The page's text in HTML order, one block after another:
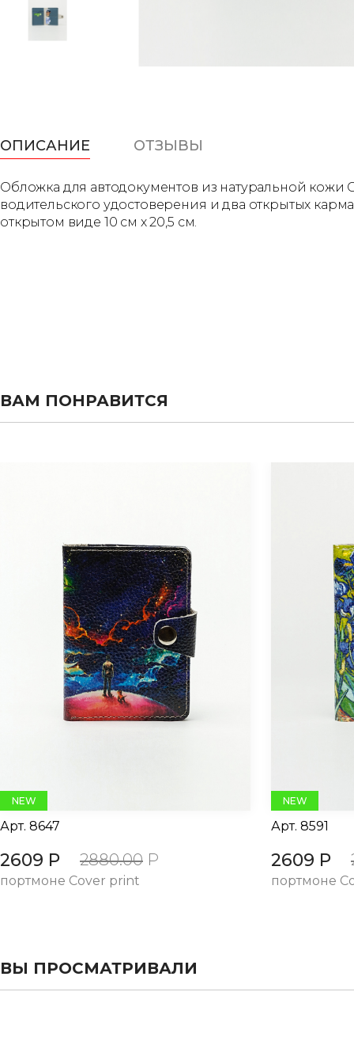
ОПИСАНИЕ ОТЗЫВЫ
Обложка для автодокументов из натуральной кожи
водительского удостоверения и два открытых
открытом виде 10 см х 20,5 см.
ВАМ ПОНРАВИТСЯ
NEW
Арт. 8647
2609 Р 2880.00 Р
портмоне Cover print
NEW
Арт. 8591
2609 Р
портмоне
ВЫ ПРОСМАТРИВАЛИ